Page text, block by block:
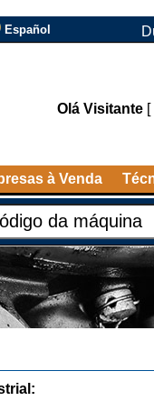
Español
Olá Visitante [
à Venda